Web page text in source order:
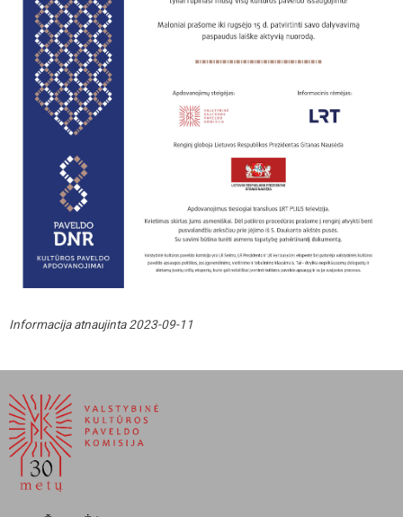
Informacija atnaujinta 2023-09-11